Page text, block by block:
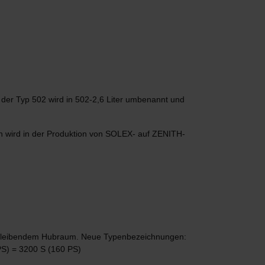
Typ 502 wird in 502-2,6 Liter umbenannt und
in der Produktion von SOLEX- auf ZENITH-
Hubraum. Neue Typenbezeichnungen:
= 3200 S (160 PS)